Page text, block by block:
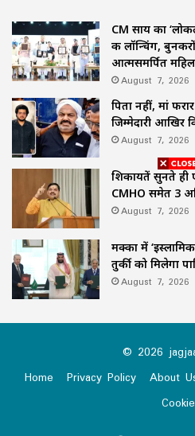
CM साय का
की लॉन्चिंग,
आत्मसमर्पित
August 7, 2026
पिता नहीं, मां
जिम्मेदारी आखिर
August 7, 2026
शिकायतें सुनते ही
CMHO समेत 3
August 7, 2026
मक्का में
तुर्की को मिलेगा
August 7, 2026
© 2026
Home
Privacy Policy About
Cookie